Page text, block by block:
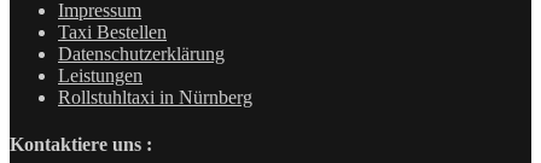
Impressum
Taxi Bestellen
Datenschutz­erklärung
Leistungen
Rollstuhltaxi in Nürnberg
Kontaktiere uns :